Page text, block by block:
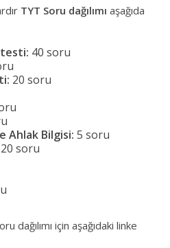
TYT Soru dağılımı aşağıda
40 soru
20 soru
Ahlak Bilgisi:5 soru
20 soru
dağılımı için aşağıdaki linke